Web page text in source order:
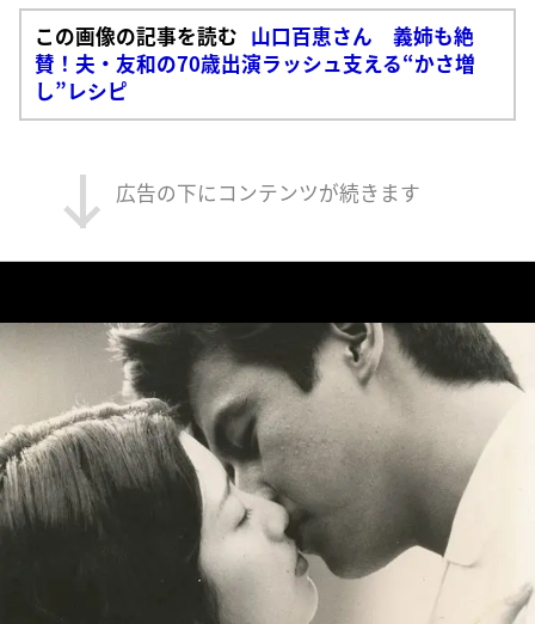
この画像の記事を読む 山口百恵さん 義姉も絶
賛！夫・友和の70歳出演ラッシュ支える“かさ増
し”レシピ
広告の下にコンテンツが続きます